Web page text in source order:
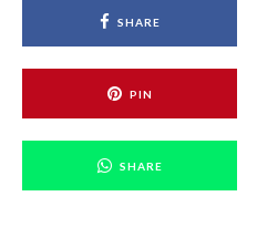
SHARE
PIN
SHARE